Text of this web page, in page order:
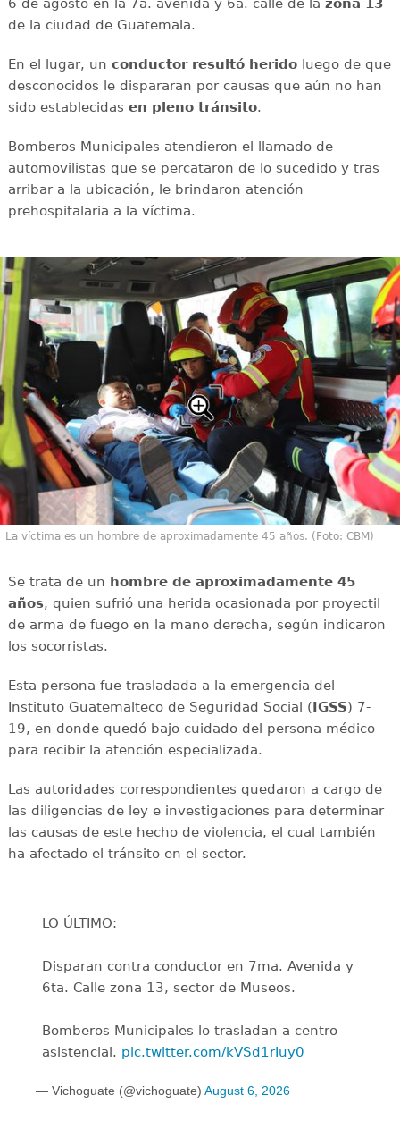
6 de agosto en la 7a. avenida y 6a. calle de la zona 13
de la ciudad de Guatemala.
En el lugar, un conductor resultó heridoluego de que
desconocidos le dispararan por causas que aún no han
sido establecidas en pleno tránsito.
Bomberos Municipales atendieron el llamado de
automovilistas que se percataron de lo sucedido y tras
arribar a la ubicación, le brindaron atención
prehospitalaria a la víctima.
La víctima es un hombre de aproximadamente 45 años. (Foto: CBM)
Se trata de un hombre de aproximadamente 45
años, quien sufrió una herida ocasionada por proyectil
de arma de fuego en la mano derecha, según indicaron
los socorristas.
Esta persona fue trasladada a la emergencia del
Instituto Guatemalteco de Seguridad Social (IGSS) 7-
19, en donde quedó bajo cuidado del persona médico
para recibir la atención especializada.
Las autoridades correspondientes quedaron a cargo de
las diligencias de ley e investigaciones para determinar
las causas de este hecho de violencia, el cual también
ha afectado el tránsito en el sector.
LO ÚLTIMO:
Disparan contra conductor en 7ma. Avenida y
6ta. Calle zona 13, sector de Museos.
Bomberos Municipales lo trasladan a centro
asistencial. pic.twitter.com/kVSd1rIuy0
— Vichoguate (@vichoguate) August 6, 2026